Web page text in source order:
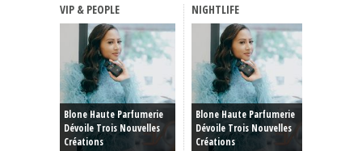
VIP & PEOPLE
Blone Haute Parfumerie
Dévoile Trois Nouvelles
Créations
NIGHTLIFE
Blone Haute Parfumerie
Dévoile Trois Nouvelles
Créations